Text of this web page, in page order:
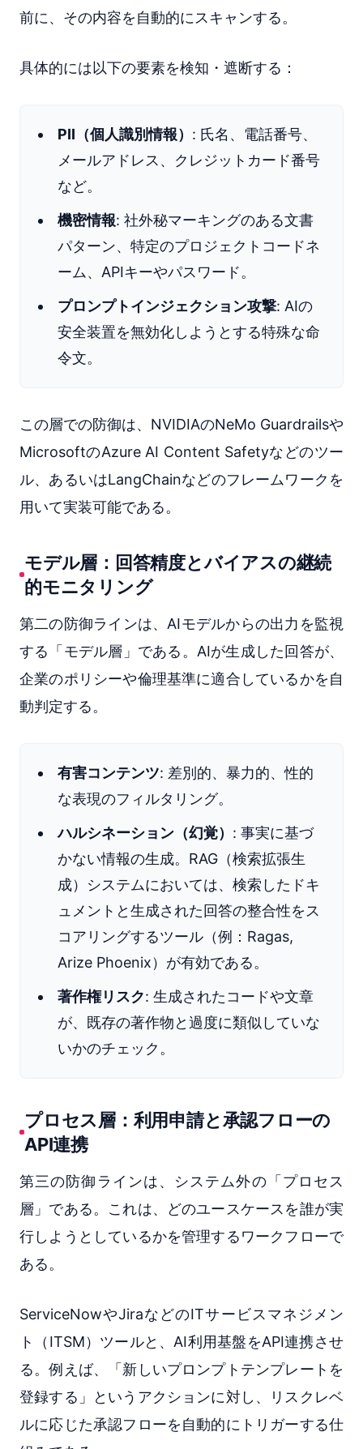
前に、その内容を自動的にスキャンする。
具体的には以下の要素を検知・遮断する：
PII（個人識別情報） : 氏名、電話番号、
メールアドレス、クレジットカード番号
など。
機密情報: 社外秘マーキングのある文書
パターン、特定のプロジェクトコードネ
ーム、APIキーやパスワード。
プロンプトインジェクション攻撃: AIの
安全装置を無効化しようとする特殊な命
令文。
この層での防御は、NVIDIAのNeMo Guardrailsや
MicrosoftのAzure AI Content Safetyなどのツー
ル、あるいはLangChainなどのフレームワークを
用いて実装可能である。
モデル層：回答精度とバイアスの継続
的モニタリング
第二の防御ラインは、AIモデルからの出力を監視
する「モデル層」である。AIが生成した回答が、
企業のポリシーや倫理基準に適合しているかを自
動判定する。
有害コンテンツ: 差別的、暴力的、性的
な表現のフィルタリング。
ハルシネーション（幻覚） : 事実に基づ
かない情報の生成。RAG（検索拡張生
成）システムにおいては、検索したドキ
ュメントと生成された回答の整合性をス
コアリングするツール（例：Ragas,
Arize Phoenix）が有効である。
著作権リスク: 生成されたコードや文章
が、既存の著作物と過度に類似していな
いかのチェック。
プロセス層：利用申請と承認フローの
API連携
第三の防御ラインは、システム外の「プロセス
層」である。これは、どのユースケースを誰が実
行しようとしているかを管理するワークフローで
ある。
ServiceNowやJiraなどのITサービスマネジメン
ト（ITSM）ツールと、AI利用基盤をAPI連携させ
る。例えば、「新しいプロンプトテンプレートを
登録する」というアクションに対し、リスクレベ
ルに応じた承認フローを自動的にトリガーする仕